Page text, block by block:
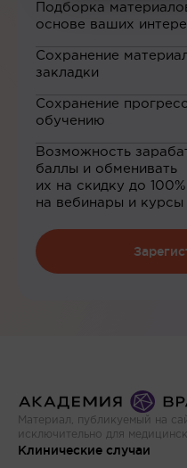
Подборка
основе ваших
Сохранение
закладки
Сохранение
обучению
Возможность
баллы и обменивать
их на скидку до 100%
на вебинары и курсы
Материал, публикуемый на
исключительно для
Клинические случаи